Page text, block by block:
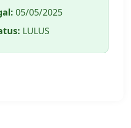
05/05/2025
LULUS